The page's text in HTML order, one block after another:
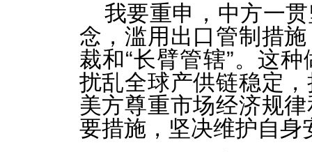
我要重申，中方一
念，滥用出口管制措
裁和“长臂管辖”。这
扰乱全球产供链稳定
美方尊重市场经济规
要措施，坚决维护自身